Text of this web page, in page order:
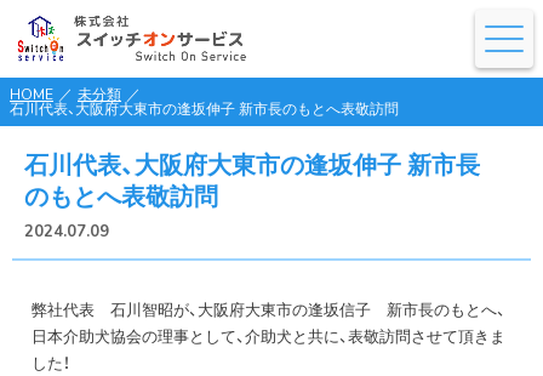
HOME ／ 未分類 ／
石川代表、大阪府大東市の逢坂伸子 新市長のもとへ表敬訪問
石川代表、大阪府大東市の逢坂伸子 新市長
のもとへ表敬訪問
2024.07.09
弊社代表 石川智昭が、大阪府大東市の逢坂信子 新市長のもとへ、
日本介助犬協会の理事として、介助犬と共に、表敬訪問させて頂きま
した！